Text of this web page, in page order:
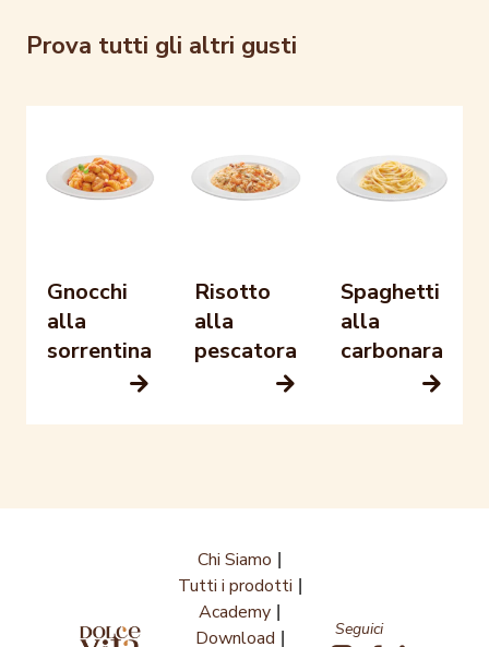
Prova tutti gli altri gusti
Gnocchi
alla
sorrentina
Risotto
alla
pescatora
Spaghetti
alla
carbonara
Chi Siamo
Tutti i prodotti
Academy
Download
Seguici